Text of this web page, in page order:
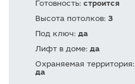
Готовность: строится
Высота потолков: 3
Под ключ: да
Лифт в доме: да
Охраняемая территория:
да